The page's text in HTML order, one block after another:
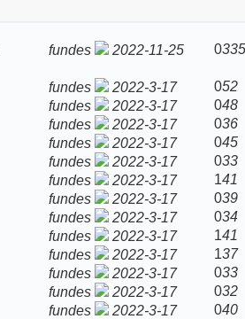
fundes 2022-11-25 0335
fundes 2022-3-17 052
fundes 2022-3-17 048
fundes 2022-3-17 036
fundes 2022-3-17 045
fundes 2022-3-17 033
fundes 2022-3-17 141
fundes 2022-3-17 039
fundes 2022-3-17 034
fundes 2022-3-17 141
fundes 2022-3-17 137
fundes 2022-3-17 033
fundes 2022-3-17 032
fundes 2022-3-17 040